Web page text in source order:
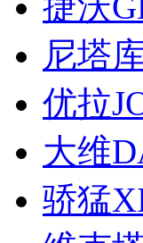
尼塔
优拉
大维
骄猛